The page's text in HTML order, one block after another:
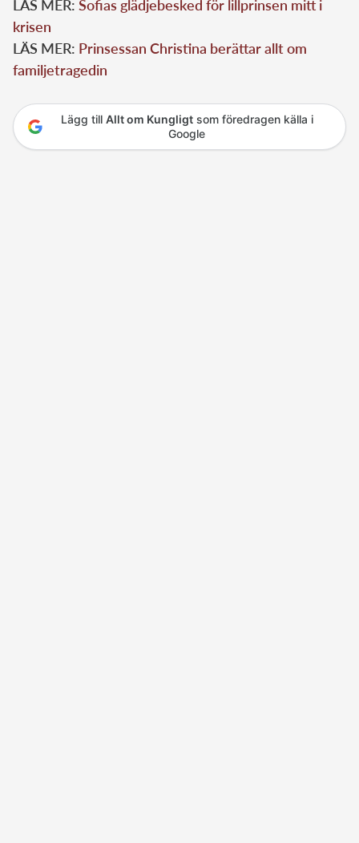
LÄS MER: Sofias glädjebesked för lillprinsen mitt i
krisen
LÄS MER: Prinsessan Christina berättar allt om
familjetragedin
Lägg till Allt om Kungligtsom föredragen källa i
Google